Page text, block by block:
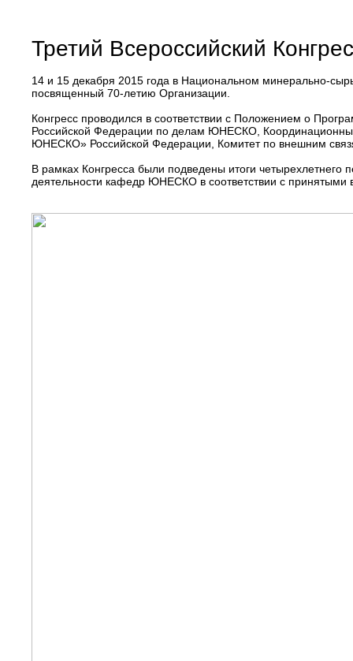
Третий Всероссийский
14 и 15 декабря 2015 года в Национальном минерально-
посвященный 70-летию Организации.
Конгресс проводился в соответствии с Положением о
Российской Федерации по делам ЮНЕСКО,
ЮНЕСКО» Российской Федерации, Комитет по внешним
В рамках Конгресса были подведены итоги
деятельности кафедр ЮНЕСКО в соответствии с принятыми